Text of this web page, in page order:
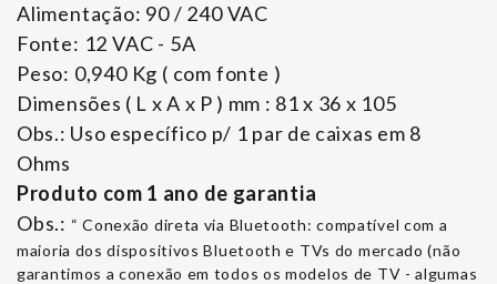
Alimentação: 90 / 240 VAC
Fonte: 12 VAC - 5A
Peso: 0,940 Kg ( com fonte )
Dimensões ( L x A x P ) mm : 81 x 36 x 105
Obs.: Uso específico p/ 1 par de caixas em 8
Ohms
Produto com 1 ano de garantia
Obs.: “ Conexão direta via Bluetooth: compatível com a
maioria dos dispositivos Bluetooth e TVs do mercado (não
garantimos a conexão em todos os modelos de TV - algumas